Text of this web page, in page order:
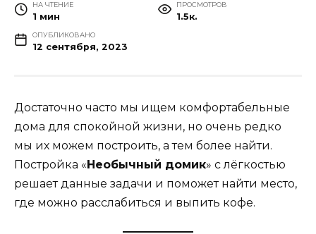
НА ЧТЕНИЕ
1 мин
ПРОСМОТРОВ
1.5к.
ОПУБЛИКОВАНО
12 сентября, 2023
Достаточно часто мы ищем комфортабельные
дома для спокойной жизни, но очень редко
мы их можем построить, а тем более найти.
Постройка «Необычный домик» с лёгкостью
решает данные задачи и поможет найти место,
где можно расслабиться и выпить кофе.